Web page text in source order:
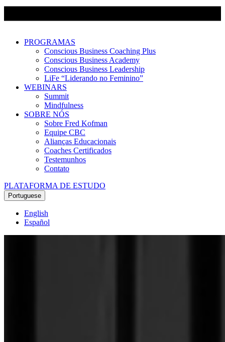
PROGRAMAS
Conscious Business Coaching Plus
Conscious Business Academy
Conscious Business Leadership
LiFe “Liderando no Feminino”
WEBINARS
Summit
Mindfulness
SOBRE NÓS
Sobre Fred Kofman
Equipe CBC
Alianças Educacionais
Coaches Certificados
Testemunhos
Contato
PLATAFORMA DE ESTUDO
Portuguese
English
Español